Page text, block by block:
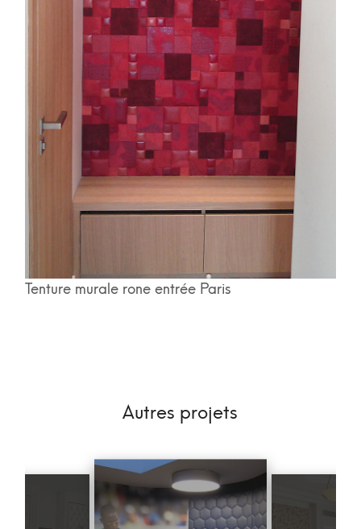
Tenture murale rone entrée Paris
Autres projets